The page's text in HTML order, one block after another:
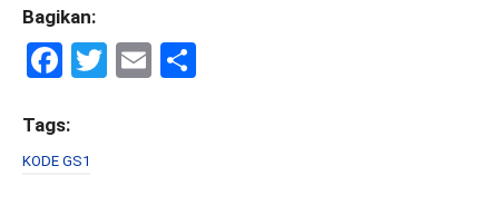
Bagikan:
F
ce
b
T
E
Tags:
KODE GS1